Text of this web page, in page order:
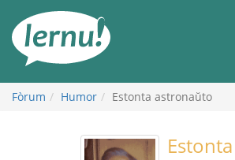
contingut
Fòrum Humor Estonta astronaŭto